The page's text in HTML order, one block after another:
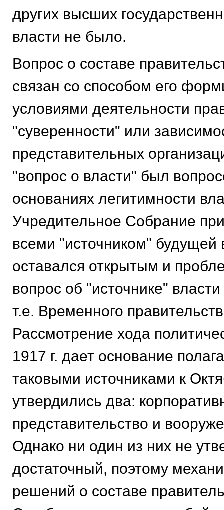
других высших
власти не было.
Вопрос о составе
связан со способом его
условиями деятельности
"суверенности" или
представительных
"вопрос о власти" был
основаниях легитимности
Учредительное Собрание
всеми "источником" будущей
оставался открытым и
вопрос об "источнике"
т.е. Временного
Рассмотрение хода
1917 г. дает основание
таковыми источниками к
утвердились два:
представительство и
Однако ни один из них не
достаточный, поэтому
решений о составе